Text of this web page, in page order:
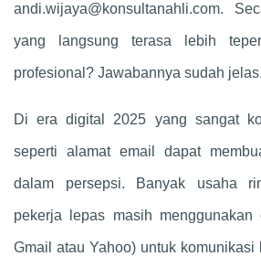
andi.wijaya@konsultanahli.com.
yang langsung terasa lebih
profesional? Jawabannya sudah jelas.
Di era digital 2025 yang sangat
seperti alamat email dapat
dalam persepsi. Banyak usaha
pekerja lepas masih menggunakan
Gmail atau Yahoo) untuk komunikasi